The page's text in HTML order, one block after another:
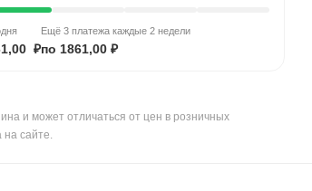
₽
Ещё 3 платежа каждые 2 недели
по 1861,00 ₽
и может отличаться от цен в розничных
на сайте.